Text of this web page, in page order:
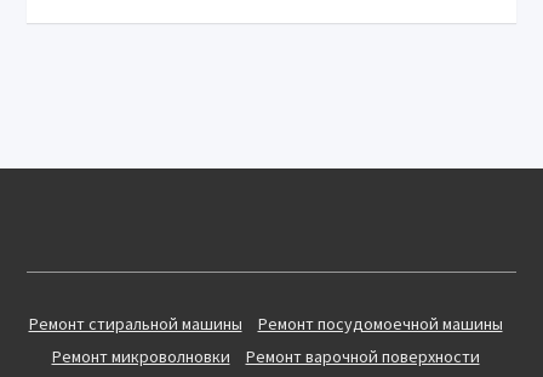
Ремонт стиральной машины
Ремонт посудомоечной машины
Ремонт микроволновки
Ремонт варочной поверхности